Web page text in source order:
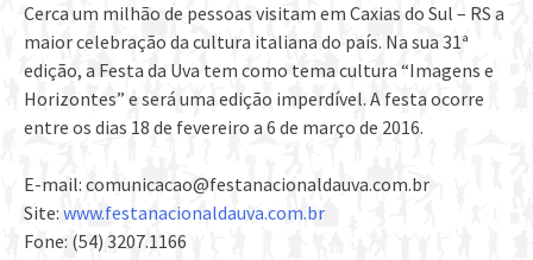
Cerca um milhão de pessoas visitam em Caxias do Sul – RS a
maior celebração da cultura italiana do país. Na sua 31ª
edição, a Festa da Uva tem como tema cultura “Imagens e
Horizontes” e será uma edição imperdível. A festa ocorre
entre os dias 18 de fevereiro a 6 de março de 2016.
E-mail: comunicacao@festanacionaldauva.com.br
Site: www.festanacionaldauva.com.br
Fone: (54) 3207.1166